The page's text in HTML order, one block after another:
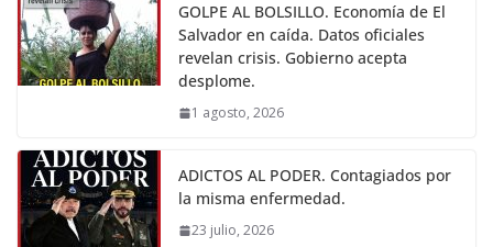
GOLPE AL BOLSILLO. Economía de El
Salvador en caída. Datos oficiales
revelan crisis. Gobierno acepta
desplome.
1 agosto, 2026
ADICTOS AL PODER. Contagiados por
la misma enfermedad.
23 julio, 2026